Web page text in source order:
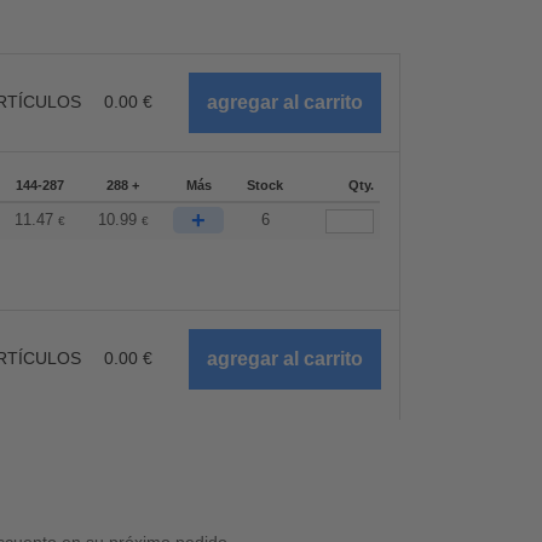
0.00 €
144-287 288 + Más Stock Qty.
11.47 € 10.99 € + 6
0.00 €